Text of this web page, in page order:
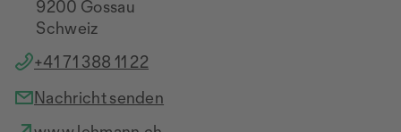
9200 Gossau
Schweiz
+41 71 388 11 22
Nachricht senden